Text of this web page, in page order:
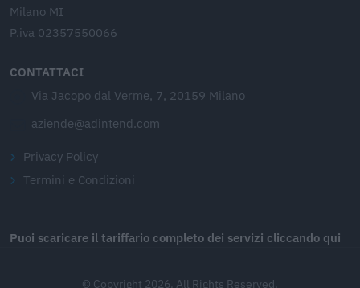
Milano MI
P.iva 02357550066
CONTATTACI
Via Jacopo dal Verme, 7, 20159 Milano
aziende@adintend.com
Privacy Policy
Termini e Condizioni
Puoi scaricare il tariffario completo dei servizi cliccando qui
© Copyright 2026. All Rights Reserved.